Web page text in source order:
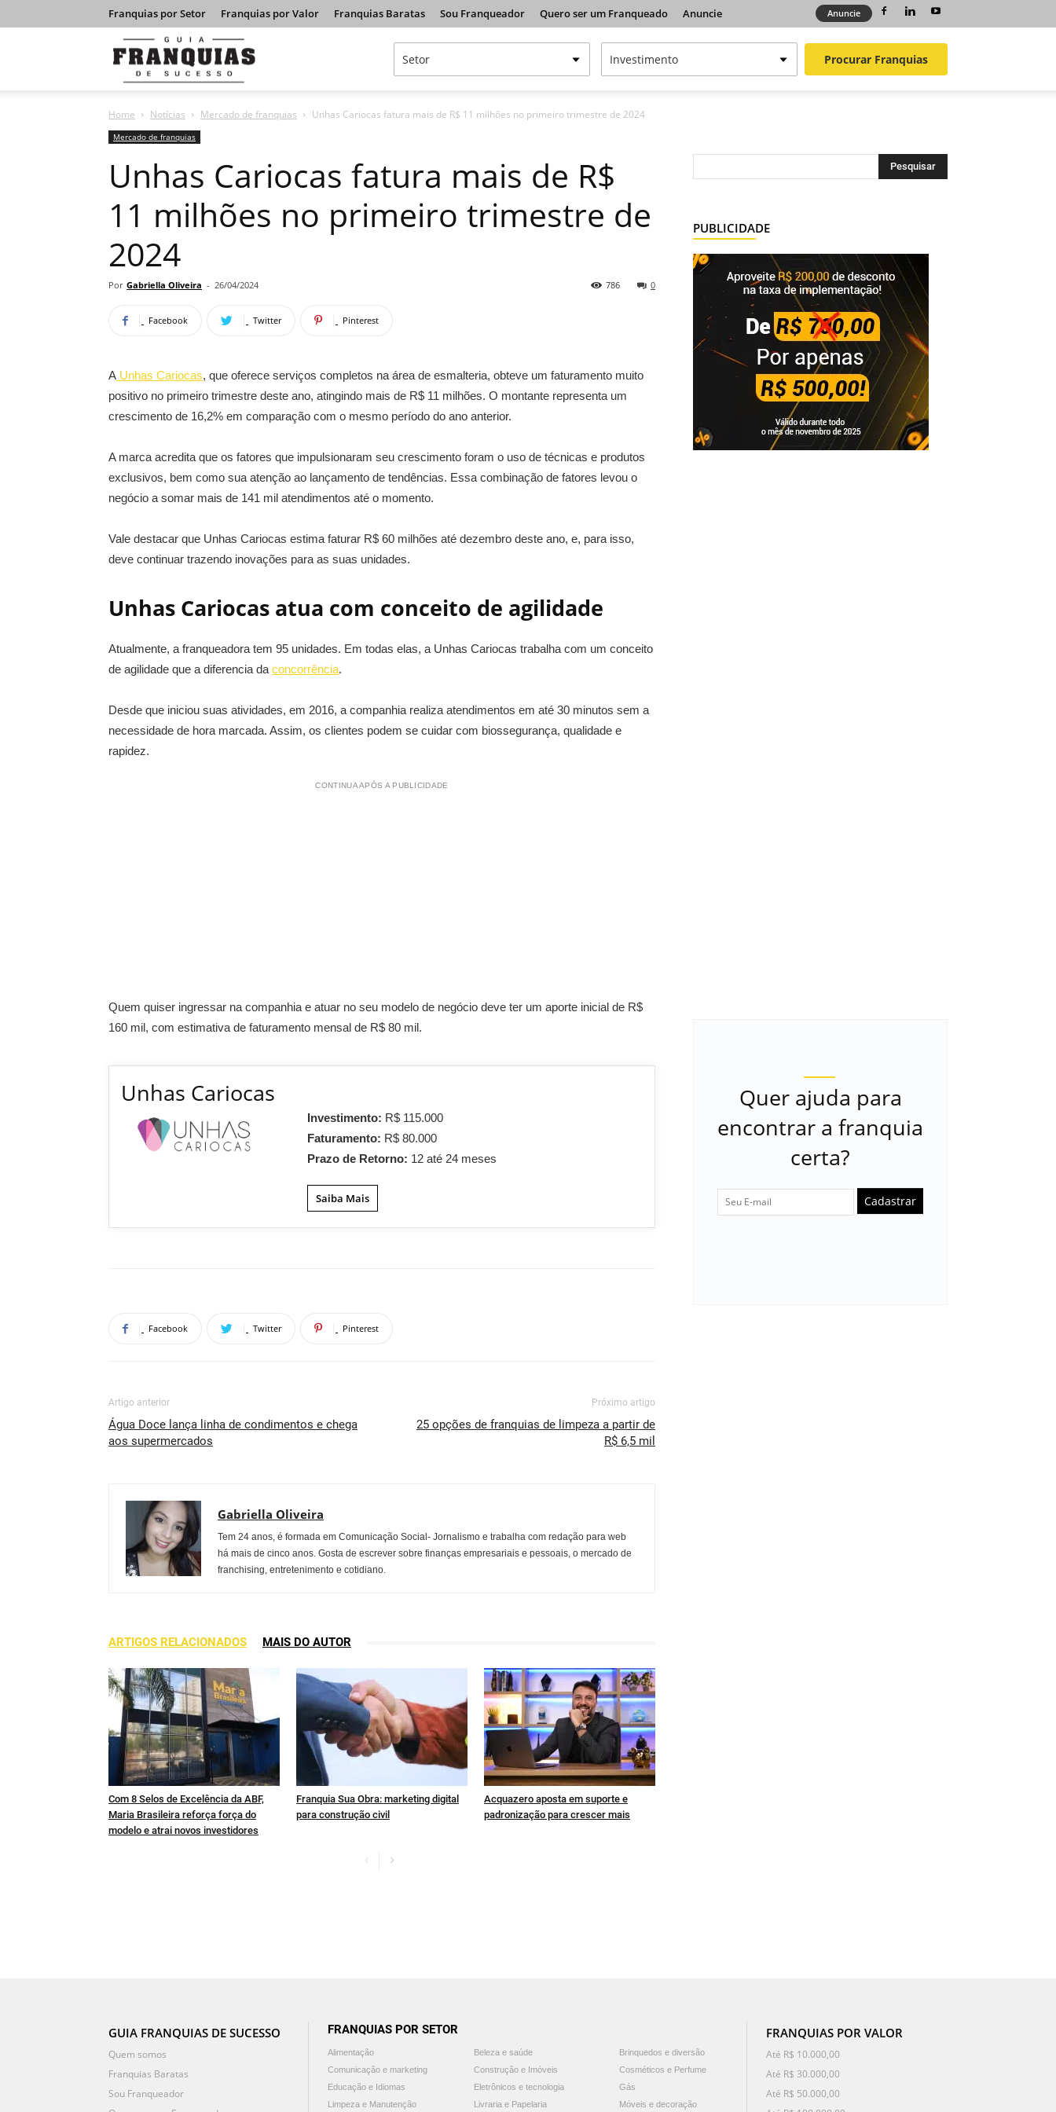
Franquias por Setor Franquias por Valor Franquias Baratas Sou Franqueador Quero ser um Franqueado Anuncie Anuncie
Franquias
Procurar Franquias
Home Notícias Mercado de franquias Unhas Cariocas fatura mais de R$ 11 milhões no primeiro trimestre de 2024
Mercado de franquias
Unhas Cariocas fatura mais de R$
11 milhões no primeiro trimestre de
2024
Por Gabriella Oliveira - 26/04/2024 0
786
Facebook Twitter Pinterest
A Unhas Cariocas, que oferece serviços completos na área de esmalteria, obteve um faturamento muito
positivo no primeiro trimestre deste ano, atingindo mais de R$ 11 milhões. O montante representa um
crescimento de 16,2% em comparação com o mesmo período do ano anterior.
A marca acredita que os fatores que impulsionaram seu crescimento foram o uso de técnicas e produtos
exclusivos, bem como sua atenção ao lançamento de tendências. Essa combinação de fatores levou o
negócio a somar mais de 141 mil atendimentos até o momento.
Vale destacar que Unhas Cariocas estima faturar R$ 60 milhões até dezembro deste ano, e, para isso,
deve continuar trazendo inovações para as suas unidades.
Unhas Cariocas atua com conceito de agilidade
Atualmente, a franqueadora tem 95 unidades. Em todas elas, a Unhas Cariocas trabalha com um conceito
de agilidade que a diferencia da concorrência.
Desde que iniciou suas atividades, em 2016, a companhia realiza atendimentos em até 30 minutos sem a
necessidade de hora marcada. Assim, os clientes podem se cuidar com biossegurança, qualidade e
rapidez.
CONTINUA APÓS A PUBLICIDADE
Quem quiser ingressar na companhia e atuar no seu modelo de negócio deve ter um aporte inicial de R$
160 mil, com estimativa de faturamento mensal de R$ 80 mil.
Unhas Cariocas
Investimento: R$ 115.000
Faturamento: R$ 80.000
Prazo de Retorno: 12 até 24 meses
Saiba Mais
Facebook Twitter Pinterest
Artigo anterior
Água Doce lança linha de condimentos e chega
aos supermercados
Próximo artigo
25 opções de franquias de limpeza a partir de
R$ 6,5 mil
Gabriella Oliveira
Tem 24 anos, é formada em Comunicação Social- Jornalismo e trabalha com redação para web
há mais de cinco anos. Gosta de escrever sobre finanças empresariais e pessoais, o mercado de
franchising, entretenimento e cotidiano.
ARTIGOS RELACIONADOS MAIS DO AUTOR
Com 8 Selos de Excelência da ABF,
Maria Brasileira reforça força do
modelo e atrai novos investidores
Franquia Sua Obra: marketing digital
para construção civil
Acquazero aposta em suporte e
padronização para crescer mais
PUBLICIDADE
Quer ajuda para
encontrar a franquia
certa?
Cadastrar
GUIA FRANQUIAS DE SUCESSO
Quem somos
Franquias Baratas
Sou Franqueador
FRANQUIAS POR SETOR
Alimentação Beleza e saúde
Brinquedos e diversão
Comunicação e marketing
Construção e Imóveis
Cosméticos e Perfume
Educação e Idiomas
Eletrônicos e tecnologia
Gás
Limpeza e Manutenção
Livraria e Papelaria Móveis e decoração
FRANQUIAS POR VALOR
Até R$ 10.000,00
Até R$ 30.000,00
Até R$ 50.000,00